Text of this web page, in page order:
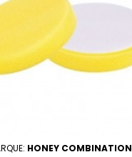
HONEY COMBINATION